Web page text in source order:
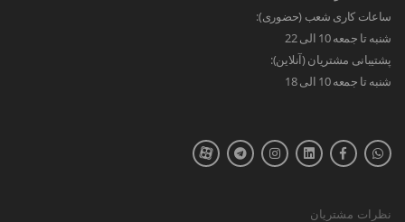
ساعات کاری شعب (حضوری):
شنبه تا جمعه 10 الی 22
پشتیبانی مشتریان (آنلاین):
شنبه تا جمعه 10 الی 18
نظرات مشتریان